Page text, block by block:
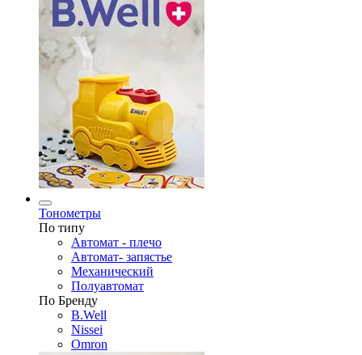
Тонометры
По типу
Автомат - плечо
Автомат- запястье
Механический
Полуавтомат
По Бренду
B.Well
Nissei
Omron